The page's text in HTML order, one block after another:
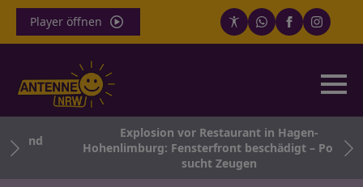
Player öffnen
Explosion vor Restaurant in Hagen-
Hohenlimburg: Fensterfront beschädigt – Polizei
sucht Zeugen